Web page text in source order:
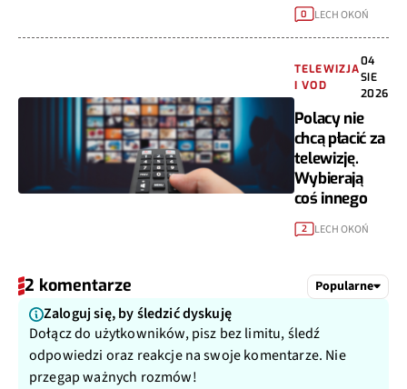
0 LECH OKOŃ
TELEWIZJA
I VOD
04
SIE
2026
Polacy nie
chcą płacić za
telewizję.
Wybierają
coś innego
2 LECH OKOŃ
2 komentarze Popularne
Zaloguj się, by śledzić dyskuję
Dołącz do użytkowników, pisz bez limitu, śledź
odpowiedzi oraz reakcje na swoje komentarze. Nie
przegap ważnych rozmów!